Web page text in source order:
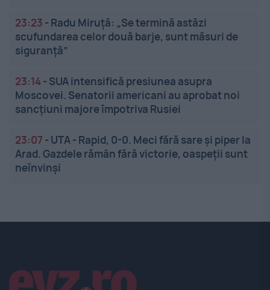
23:23 - Radu Miruță: „Se termină astăzi
scufundarea celor două barje, sunt măsuri de
siguranţă”
23:14- SUA intensifică presiunea asupra
Moscovei. Senatorii americani au aprobat noi
sancțiuni majore împotriva Rusiei
23:07 - UTA - Rapid, 0-0. Meci fără sare și piper la
Arad. Gazdele rămân fără victorie, oaspeții sunt
neînvinși
Linkuri utile